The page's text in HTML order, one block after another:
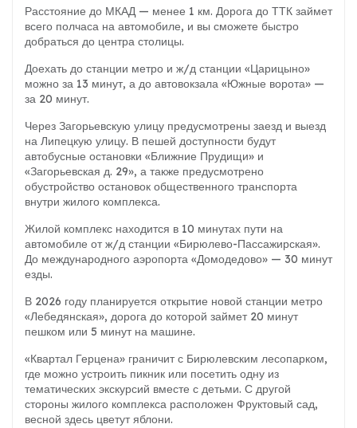
Расстояние до МКАД — менее 1 км. Дорога до ТТК займет
всего полчаса на автомобиле, и вы сможете быстро
добраться до центра столицы.
Доехать до станции метро и ж/д станции «Царицыно»
можно за 13 минут, а до автовокзала «Южные ворота» —
за 20 минут.
Через Загорьевскую улицу предусмотрены заезд и выезд
на Липецкую улицу. В пешей доступности будут
автобусные остановки «Ближние Прудищи» и
«Загорьевская д. 29», а также предусмотрено
обустройство остановок общественного транспорта
внутри жилого комплекса.
Жилой комплекс находится в 10 минутах пути на
автомобиле от ж/д станции «Бирюлево-Пассажирская».
До международного аэропорта «Домодедово» — 30 минут
езды.
В 2026 году планируется открытие новой станции метро
«Лебедянская», дорога до которой займет 20 минут
пешком или 5 минут на машине.
«Квартал Герцена» граничит с Бирюлевским лесопарком,
где можно устроить пикник или посетить одну из
тематических экскурсий вместе с детьми. С другой
стороны жилого комплекса расположен Фруктовый сад,
весной здесь цветут яблони.